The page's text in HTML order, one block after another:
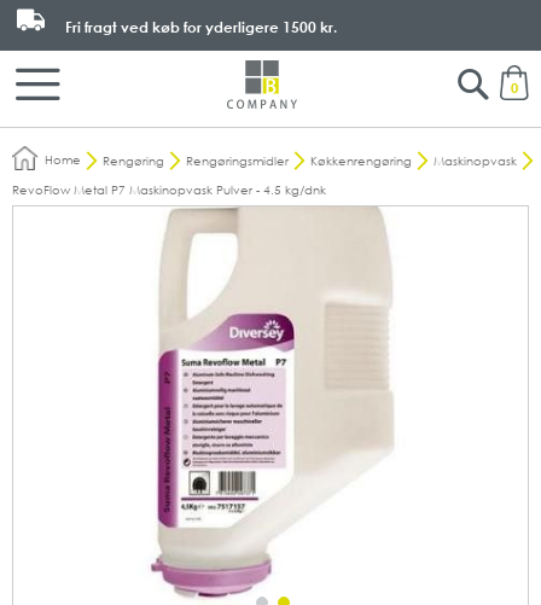
0
Fri fragt ved køb for yderligere 1500 kr.
Search
Home Rengøring Rengøringsmidler Køkkenrengøring
Maskinopvask
RevoFlow Metal P7 Maskinopvask Pulver - 4.5 kg/dnk